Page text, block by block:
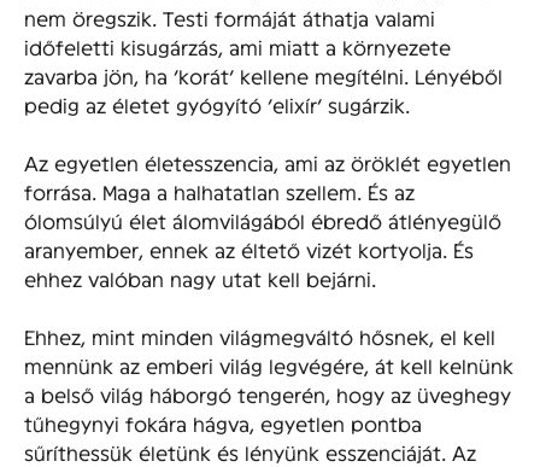
nem öregszik. Testi formáját áthatja valami
időfeletti kisugárzás, ami miatt a környezete
zavarba jön, ha ’korát’ kellene megítélni. Lényéből
pedig az életet gyógyító ’elixír’ sugárzik.
Az egyetlen életesszencia, ami az öröklét egyetlen
forrása. Maga a halhatatlan szellem. És az
ólomsúlyú élet álomvilágából ébredő átlényegülő
aranyember, ennek az éltető vizét kortyolja. És
ehhez valóban nagy utat kell bejárni.
Ehhez, mint minden világmegváltó hősnek, el kell
mennünk az emberi világ legvégére, át kell kelnünk
a belső világ háborgó tengerén, hogy az üveghegy
tűhegynyi fokára hágva, egyetlen pontba
sűríthessük életünk és lényünk esszenciáját. Az